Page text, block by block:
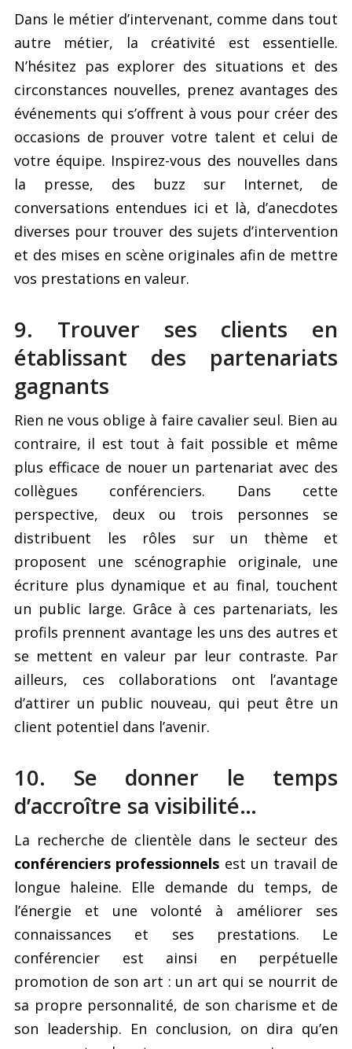
Dans le métier d’intervenant, comme dans tout
autre métier, la créativité est essentielle.
N’hésitez pas explorer des situations et des
circonstances nouvelles, prenez avantages des
événements qui s’offrent à vous pour créer des
occasions de prouver votre talent et celui de
votre équipe. Inspirez-vous des nouvelles dans
la presse, des buzz sur Internet, de
conversations entendues ici et là, d’anecdotes
diverses pour trouver des sujets d’intervention
et des mises en scène originales afin de mettre
vos prestations en valeur.
9. Trouver ses clients en
établissant des partenariats
gagnants
Rien ne vous oblige à faire cavalier seul. Bien au
contraire, il est tout à fait possible et même
plus efficace de nouer un partenariat avec des
collègues conférenciers. Dans cette
perspective, deux ou trois personnes se
distribuent les rôles sur un thème et
proposent une scénographie originale, une
écriture plus dynamique et au final, touchent
un public large. Grâce à ces partenariats, les
profils prennent avantage les uns des autres et
se mettent en valeur par leur contraste. Par
ailleurs, ces collaborations ont l’avantage
d’attirer un public nouveau, qui peut être un
client potentiel dans l’avenir.
10. Se donner le temps
d’accroître sa visibilité…
La recherche de clientèle dans le secteur des
conférenciers professionnels est un travail de
longue haleine. Elle demande du temps, de
l’énergie et une volonté à améliorer ses
connaissances et ses prestations. Le
conférencier est ainsi en perpétuelle
promotion de son art : un art qui se nourrit de
sa propre personnalité, de son charisme et de
son leadership. En conclusion, on dira qu’en